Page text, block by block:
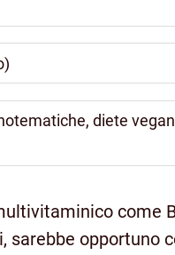
diete
come
sarebbe opportuno